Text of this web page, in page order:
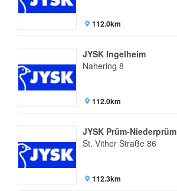
112.0km
JYSK Ingelheim
Nahering 8
112.0km
JYSK Prüm-Niederprüm
St. Vither Straße 86
112.3km